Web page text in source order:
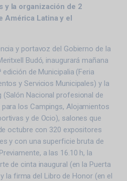
y la organización de 2
América Latina y el
y portavoz del Gobierno de la
Budó, inaugurará mañana
de Municipalia (Feria
y Servicios Municipales) y la
(Salón Nacional profesional de
los Campings, Alojamientos
y de Ocio), salones que
octubre con 320 expositores
y con una superficie bruta de
a las 16.10 h, la
de cinta inaugural (en la Puerta
la firma del Libro de Honor (en el